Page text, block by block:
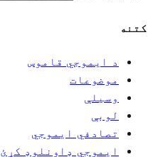
کتنه
د ایموجي قاموس
موضوعات
وسیلې
لوبې
تصادفي ایموجي
ایموجي ډاونلوډ کړئ